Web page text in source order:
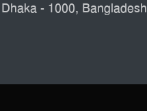
- 1000, Bangladesh